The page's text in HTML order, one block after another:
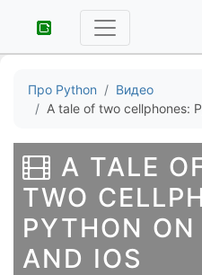
Про Python
Видео
A tale of two cellphones:
A TALE
TWO
PYTHON
AND IOS